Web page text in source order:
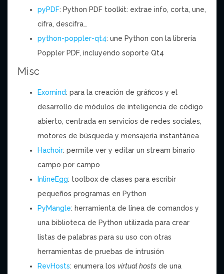
pyPDF: Python PDF toolkit: extrae info, corta, une,
cifra, descifra…
python-poppler-qt4: une Python con la librería
Poppler PDF, incluyendo soporte Qt4
Misc
Exomind: para la creación de gráficos y el
desarrollo de módulos de inteligencia de código
abierto, centrada en servicios de redes sociales,
motores de búsqueda y mensajería instantánea
Hachoir: permite ver y editar un stream binario
campo por campo
InlineEgg: toolbox de clases para escribir
pequeños programas en Python
PyMangle: herramienta de línea de comandos y
una biblioteca de Python utilizada para crear
listas de palabras para su uso con otras
herramientas de pruebas de intrusión
RevHosts: enumera los virtual hosts de una